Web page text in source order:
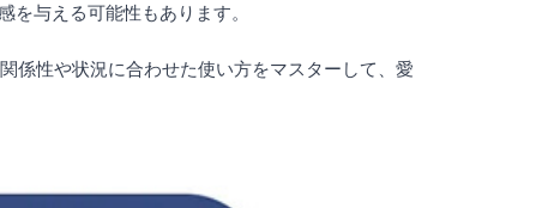
与える可能性もあります。
係性や状況に合わせた使い方をマスターして、愛